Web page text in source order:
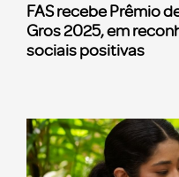
FAS recebe Prêmio
Gros 2025, em
sociais positivas